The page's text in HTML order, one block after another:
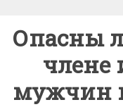
Опасны
члене
мужчин